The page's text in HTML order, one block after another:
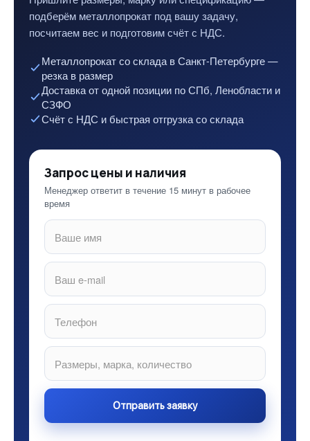
подберём металлопрокат под вашу задачу,
посчитаем вес и подготовим счёт с НДС.
Металлопрокат со склада в Санкт-Петербурге —
резка в размер
Доставка от одной позиции по СПб, Ленобласти и
СЗФО
Счёт с НДС и быстрая отгрузка со склада
Запрос цены и наличия
Менеджер ответит в течение 15 минут в рабочее
время